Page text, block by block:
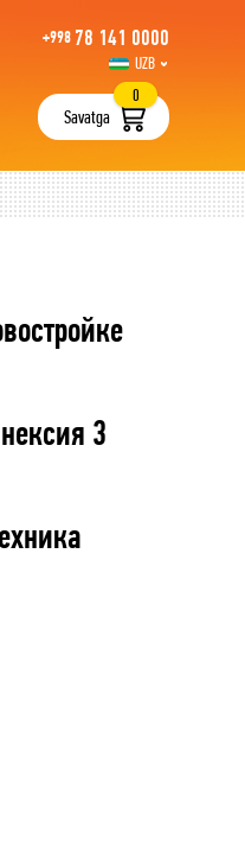
+998 78 141 0000
UZB
РУС
Savatga
0
3